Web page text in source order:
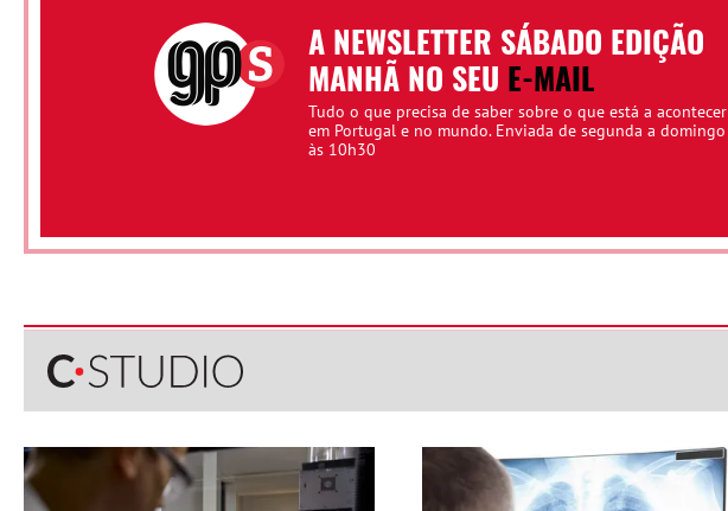
A NEWSLETTER SÁBADO EDIÇÃO
MANHÃ NO SEU E-MAIL
Tudo o que precisa de saber sobre o que está a acontecer
em Portugal e no mundo. Enviada de segunda a domingo
às 10h30